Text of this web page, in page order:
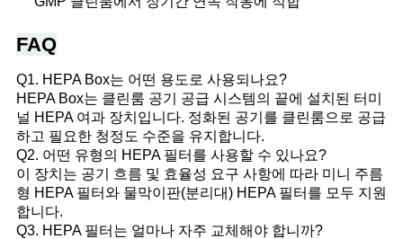
FAQ
Q1. HEPA Box는 어떤 용도로 사용되나요?
HEPA Box는 클린룸 공기 공급 시스템의 끝에 설치된 터미
널 HEPA 여과 장치입니다. 정화된 공기를 클린룸으로 공급
하고 필요한 청정도 수준을 유지합니다.
Q2. 어떤 유형의 HEPA 필터를 사용할 수 있나요?
이 장치는 공기 흐름 및 효율성 요구 사항에 따라 미니 주름
형 HEPA 필터와 물막이판(분리대) HEPA 필터를 모두 지원
합니다.
Q3. HEPA 필터는 얼마나 자주 교체해야 합니까?